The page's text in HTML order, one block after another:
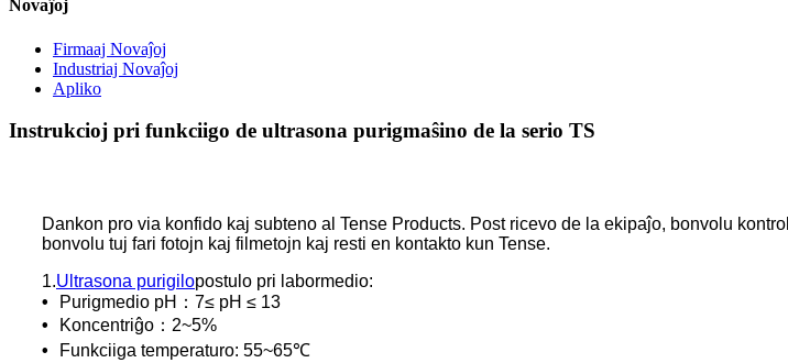
Novaĵoj
Firmaaj Novaĵoj
Industriaj Novaĵoj
Apliko
Instrukcioj pri funkciigo de ultrasona purigmaŝino de la serio TS
Dankon pro via konfido kaj subteno al Tense Products. Post ricevo de la ekipaĵo, bonvolu
bonvolu tuj fari fotojn kaj filmetojn kaj resti en kontakto kun Tense.
1.Ultrasona purigilopostulo pri labormedio:
•
Purigmedio pH：7≤ pH ≤ 13
•
Koncentriĝo：2~5%
•
Funkciiga temperaturo: 55~65℃